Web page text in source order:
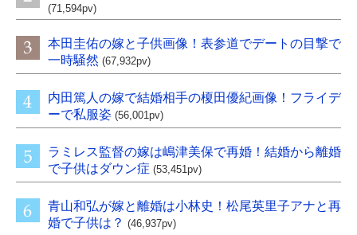
(71,594pv)
本田圭佑の嫁と子供画像！表参道でデートの目撃で
一時騒然 (67,932pv)
内田篤人の嫁で結婚相手の榎田優紀画像！フライデ
ーで私服姿 (56,001pv)
ラミレス監督の嫁は嶋津美保で再婚！結婚から離婚
で子供はダウン症 (53,451pv)
青山和弘が嫁と離婚は小林史！松尾英里子アナと再
婚で子供は？ (46,937pv)